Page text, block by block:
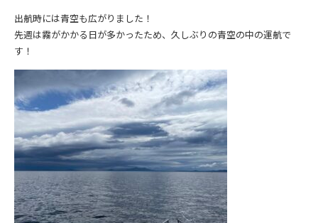
出航時には青空も広がりました！
先週は霧がかかる日が多かったため、久しぶりの青空の中の運航で
す！